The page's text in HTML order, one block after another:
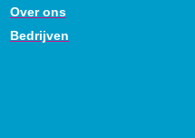
Over ons
Bedrijven